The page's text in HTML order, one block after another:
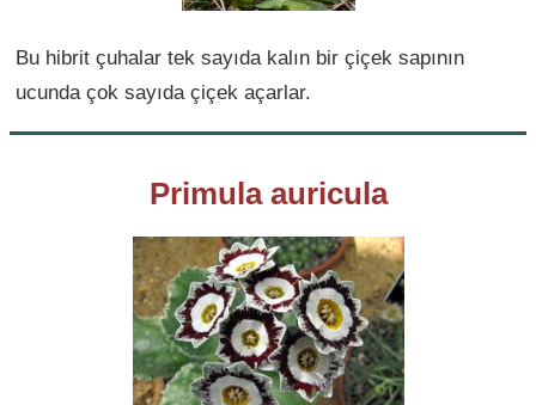
Bu hibrit çuhalar tek sayıda kalın bir çiçek sapının
ucunda çok sayıda çiçek açarlar.
Primula auricula